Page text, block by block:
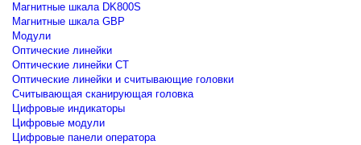
Магнитные шкала DK800S
Магнитные шкала GBP
Модули
Оптические линейки
Оптические линейки CT
Оптические линейки и считывающие головки
Считывающая сканирующая головка
Цифровые индикаторы
Цифровые модули
Цифровые панели оператора